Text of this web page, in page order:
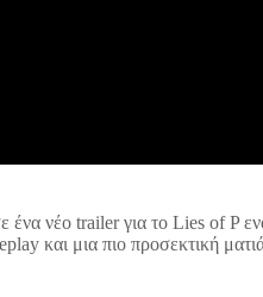
νέο trailer για το Lies of P
και μια πιο προσεκτική